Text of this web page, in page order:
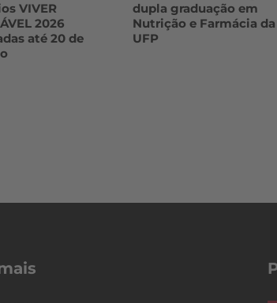
VIVER
2026
até 20 de
dupla graduação em
Nutrição e Farmácia da
UFP